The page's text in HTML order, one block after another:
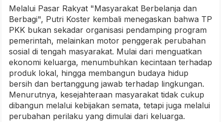
Melalui Pasar Rakyat "Masyarakat Berbelanja dan
Berbagi", Putri Koster kembali menegaskan bahwa TP
PKK bukan sekadar organisasi pendamping program
pemerintah, melainkan motor penggerak perubahan
sosial di tengah masyarakat. Mulai dari menguatkan
ekonomi keluarga, menumbuhkan kecintaan terhadap
produk lokal, hingga membangun budaya hidup
bersih dan bertanggung jawab terhadap lingkungan.
Menurutnya, kesejahteraan masyarakat tidak cukup
dibangun melalui kebijakan semata, tetapi juga melalui
perubahan perilaku yang dimulai dari keluarga.